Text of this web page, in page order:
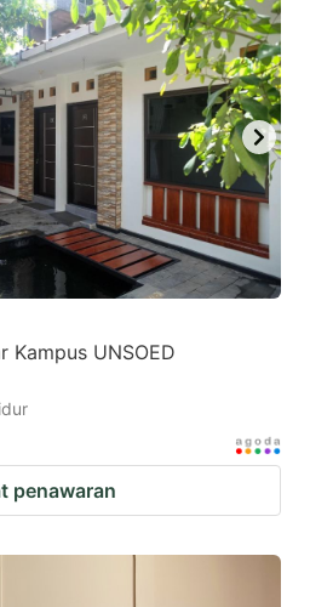
Kampus UNSOED
penawaran